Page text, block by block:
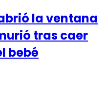
la ventana
tras caer
bebé